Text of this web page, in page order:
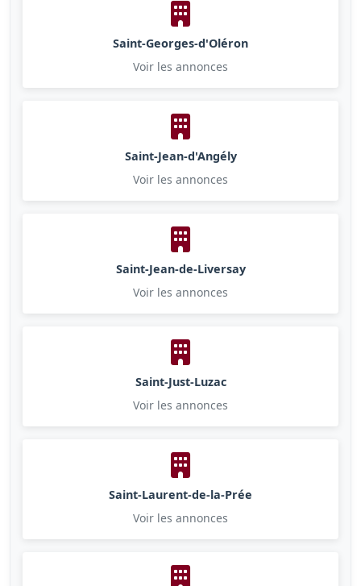
Saint-Georges-d'Oléron
Voir les annonces
Saint-Jean-d'Angély
Voir les annonces
Saint-Jean-de-Liversay
Voir les annonces
Saint-Just-Luzac
Voir les annonces
Saint-Laurent-de-la-Prée
Voir les annonces